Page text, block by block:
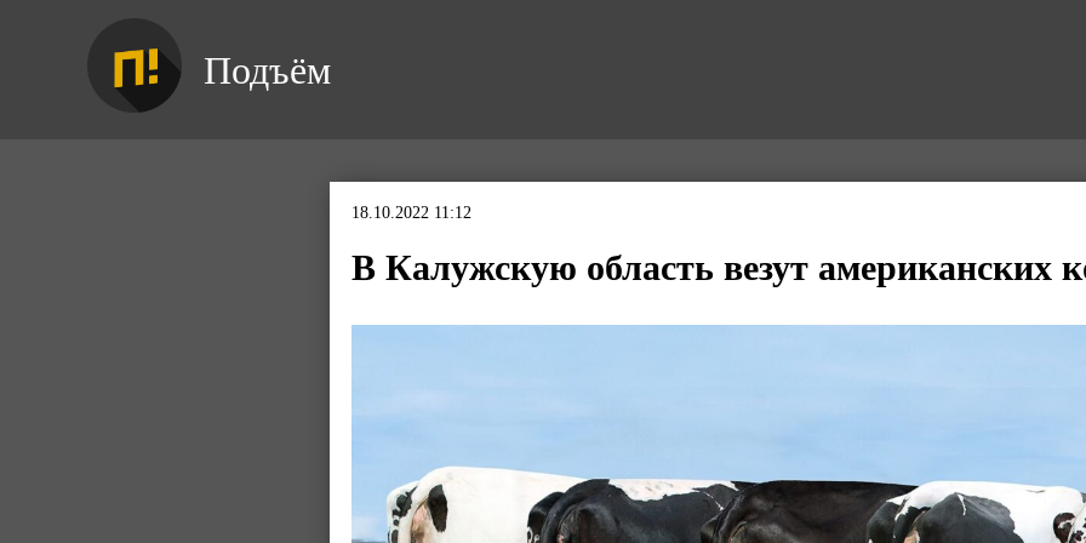
Подъём
18.10.2022 11:12
В Калужскую область везут американских